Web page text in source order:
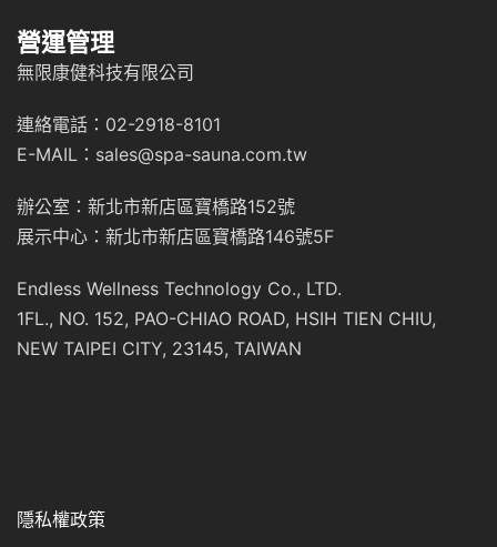
營運管理
無限康健科技有限公司
連絡電話：02-2918-8101
E-MAIL：sales@spa-sauna.com.tw
辦公室：新北市新店區寶橋路152號
展示中心：新北市新店區寶橋路146號5F
Endless Wellness Technology Co., LTD.
1FL., NO. 152, PAO-CHIAO ROAD, HSIH TIEN CHIU,
NEW TAIPEI CITY, 23145, TAIWAN
隱私權政策